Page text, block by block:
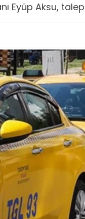
Eyüp Aksu,